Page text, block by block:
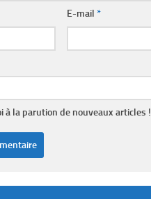
E-mail *
à la parution de nouveaux articles !